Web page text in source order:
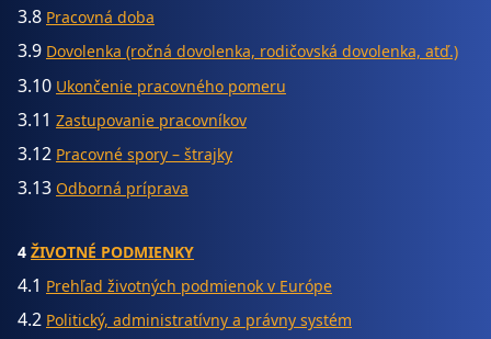
3.8 Pracovná doba
3.9 Dovolenka (ročná dovolenka, rodičovská dovolenka, atď.)
3.10 Ukončenie pracovného pomeru
3.11 Zastupovanie pracovníkov
3.12 Pracovné spory – štrajky
3.13 Odborná príprava
4 ŽIVOTNÉ PODMIENKY
4.1 Prehľad životných podmienok v Európe
4.2 Politický, administratívny a právny systém